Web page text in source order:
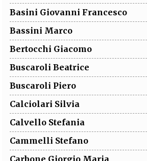
Basini Giovanni Francesco
Bassini Marco
Bertocchi Giacomo
Buscaroli Beatrice
Buscaroli Piero
Calciolari Silvia
Calvello Stefania
Cammelli Stefano